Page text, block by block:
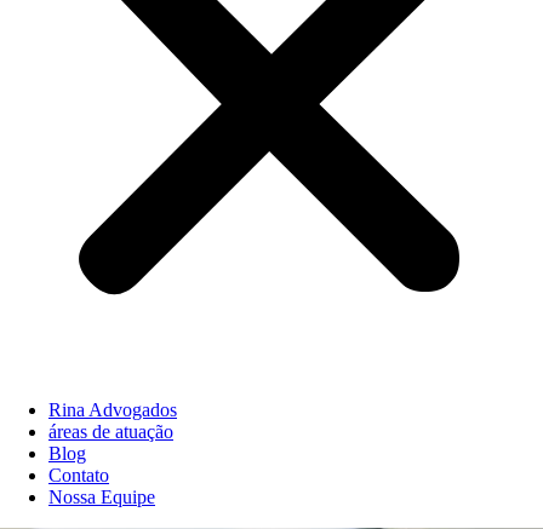
Rina Advogados
áreas de atuação
Blog
Contato
Nossa Equipe